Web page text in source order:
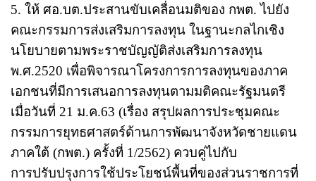
5. ให้ ศอ.บต.ประสานขับเคลื่อนมติของ กพต. ไปยัง
คณะกรรมการส่งเสริมการลงทุน ในฐานะกลไกเชิง
นโยบายตามพระราชบัญญัติส่งเสริมการลงทุน
พ.ศ.2520 เพื่อพิจารณาโครงการการลงทุนของภาค
เอกชนที่มีการเสนอการลงทุนตามมติคณะรัฐมนตรี
เมื่อวันที่ 21 ม.ค.63 (เรื่อง สรุปผลการประชุมคณะ
กรรมการยุทธศาสตร์ด้านการพัฒนาจังหวัดชายแดน
ภาคใต้ (กพต.) ครั้งที่ 1/2562) ควบคู่ไปกับ
การปรับปรุงการใช้ประโยชน์พื้นที่ของส่วนราชการที่